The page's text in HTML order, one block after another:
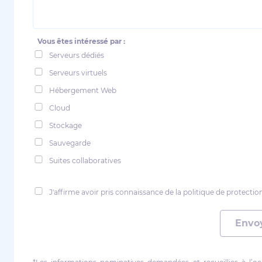
Vous êtes intéressé par :
Serveurs dédiés
Serveurs virtuels
Hébergement Web
Cloud
Stockage
Sauvegarde
Suites collaboratives
J'affirme avoir pris connaissance de la politique de